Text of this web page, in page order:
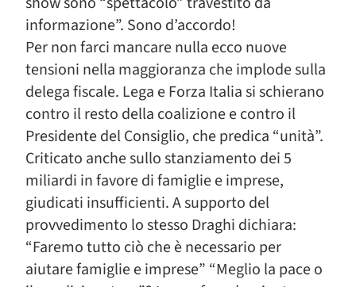
informazione”. Sono d’accordo!
Per non farci mancare nulla ecco nuove
tensioni nella maggioranza che implode sulla
delega fiscale. Lega e Forza Italia si schierano
contro il resto della coalizione e contro il
Presidente del Consiglio, che predica “unità”.
Criticato anche sullo stanziamento dei 5
miliardi in favore di famiglie e imprese,
giudicati insufficienti. A supporto del
provvedimento lo stesso Draghi dichiara:
“Faremo tutto ciò che è necessario per
aiutare famiglie e imprese” “Meglio la pace o